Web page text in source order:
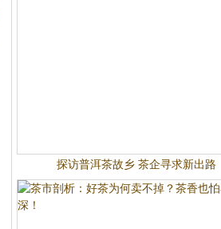
探访普洱茶故乡 茶企寻求新出路